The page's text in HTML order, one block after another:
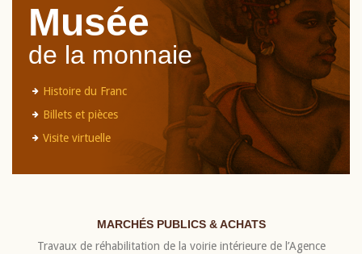
Musée
de la monnaie
Histoire du Franc
Billets et pièces
Visite virtuelle
MARCHÉS PUBLICS & ACHATS
Travaux de réhabilitation de la voirie intérieure de l’Agence